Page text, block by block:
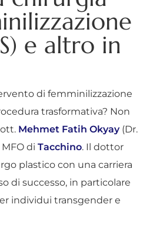
e altro in
di femminilizzazione
trasformativa? Non
Mehmet Fatih Okyay(Dr.
di Tacchino. Il dottor
plastico con una carriera
di successo, in particolare
individui transgender e